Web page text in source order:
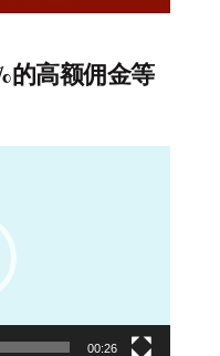
的高额佣金等
00:26